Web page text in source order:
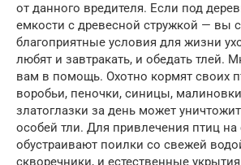
от данного вредителя. Если под
емкости с древесной стружкой — вы
благоприятные условия для жизни
любят и завтракать, и обедать тлей.
вам в помощь. Охотно кормят своих
воробьи, пеночки, синицы,
златоглазки за день может
особей тли. Для привлечения птиц
обустраивают поилки со свежей
скворечники, и естественные